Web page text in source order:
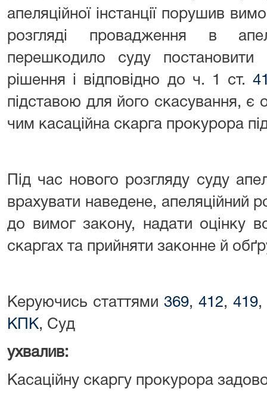
апеляційної інстанції порушив
розгляді провадження в
перешкодило суду постановити
рішення і відповідно до ч. 1 ст.
підставою для його скасування, є
чим касаційна скарга прокурора
Під час нового розгляду суду
врахувати наведене, апеляційний
до вимог закону, надати оцінку
скаргах та прийняти законне й
Керуючись статтями 369, 412, 419,
КПК, Суд
ухвалив:
Касаційну скаргу прокурора